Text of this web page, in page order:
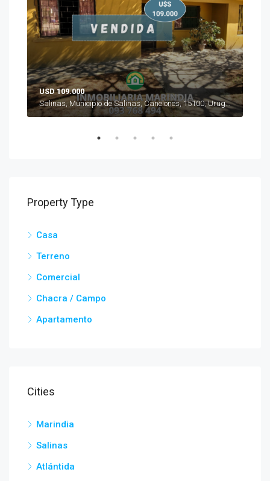
USD 109.000
Salinas, Municipio de Salinas, Canelones, 15100, Uruguay
Property Type
Casa
Terreno
Comercial
Chacra / Campo
Apartamento
Cities
Marindia
Salinas
Atlántida